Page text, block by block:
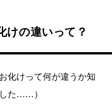
けの違いって？
化けって何が違うか知
た……）